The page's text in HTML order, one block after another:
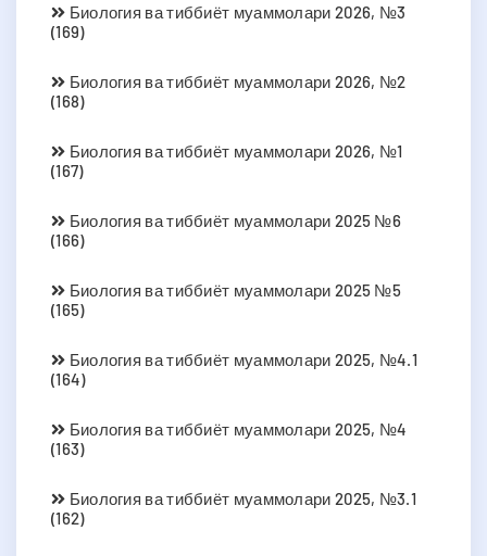
Биология ва тиббиёт муаммолари 2026, №3
(169)
Биология ва тиббиёт муаммолари 2026, №2
(168)
Биология ва тиббиёт муаммолари 2026, №1
(167)
Биология ва тиббиёт муаммолари 2025 №6
(166)
Биология ва тиббиёт муаммолари 2025 №5
(165)
Биология ва тиббиёт муаммолари 2025, №4.1
(164)
Биология ва тиббиёт муаммолари 2025, №4
(163)
Биология ва тиббиёт муаммолари 2025, №3.1
(162)